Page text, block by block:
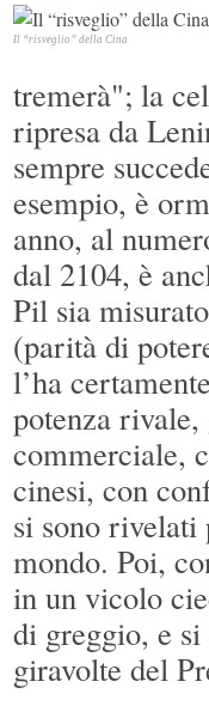
Il “risveglio” della Cina
tremerà"; la
ripresa da
sempre
esempio, è
anno, al
dal 2104, è
Pil sia
(parità di
l’ha
potenza
commerciale,
cinesi, con
si sono rivelati
mondo. Poi,
in un vicolo
di greggio, e
giravolte del